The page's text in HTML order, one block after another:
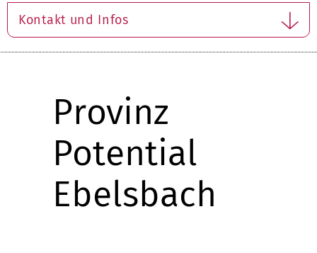
Kontakt und Infos
Provinz
Potential
Ebelsbach